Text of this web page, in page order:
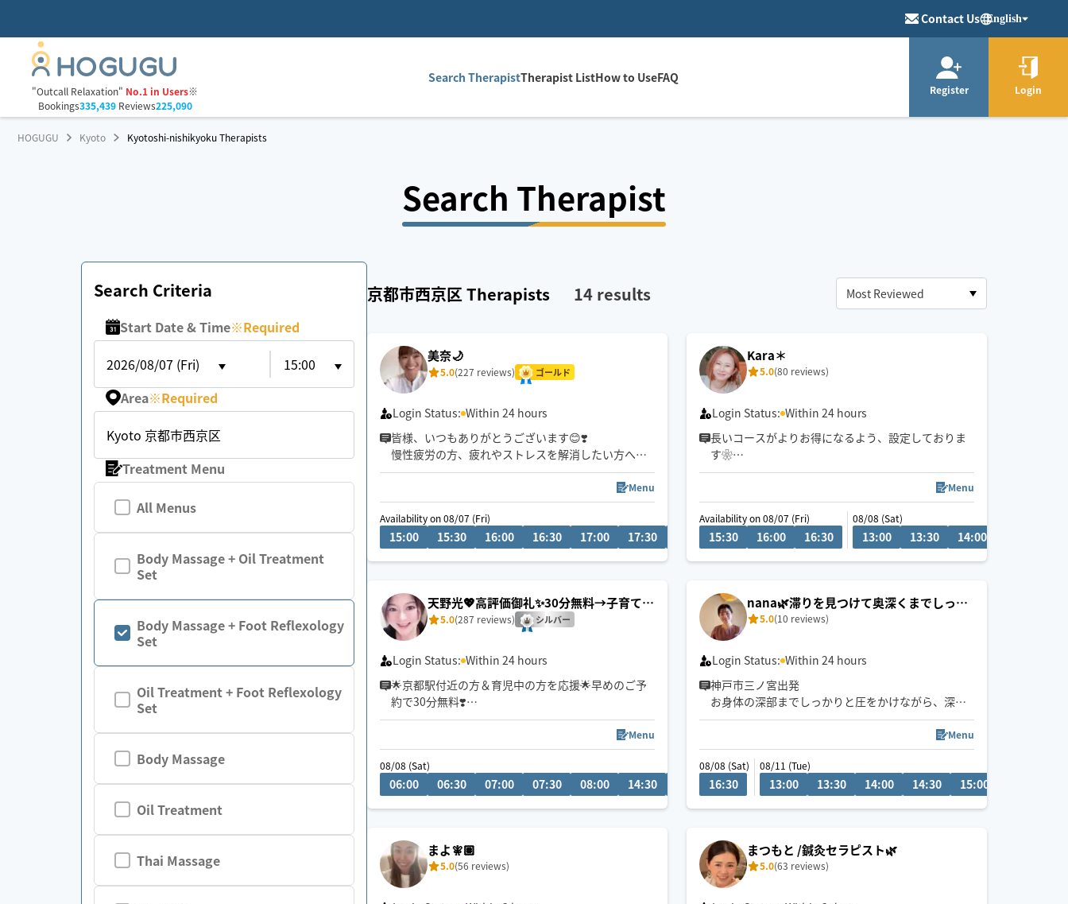
Contact Us English
"Outcall Relaxation" No.1 in Users※
Bookings335,439Reviews225,090
Search TherapistTherapist ListHow to UseFAQ
Register Login
HOGUGU Kyoto Kyotoshi-nishikyoku Therapists
Search Therapist
Search Criteria
Start Date & Time※Required
2026/08/07 (Fri)
15:00
Area※Required
Kyoto 京都市西京区
Treatment Menu
All Menus
Body Massage + Oil Treatment
Set
Body Massage + Foot Reflexology
Set
Oil Treatment + Foot Reflexology
Set
Body Massage
Oil Treatment
Thai Massage
京都市西京区 Therapists 14 results
美奈🌙
5.0(227 reviews) ゴールド
Login Status: Within 24 hours
皆様、いつもありがとうございます😊❣️
慢性疲労の方、疲れやストレスを解消したい方へ🤲
1番のおすすめはタイ式です🇹🇭✨
【8月の営業日時】
・7日、8日…9〜21時
Menu
Availability on 08/07 (Fri)
15:00 15:30 16:00 16:30 17:00 17:30 18:30 19:00 19:30 20:00 09:00
Kara＊
5.0(80 reviews)
Login Status: Within 24 hours
長いコースがよりお得になるよう、設定しておりま
す❀
不定期で東京でも施術しております
タイ古式ベースの心地よいリズムと圧で、お客様一
人一人に合わせた施術を心がけており、
心身ともにリラックスしていただけるよう頑張りま
東淀川区、又は中央区から出発いたします。
地域によっては90分以上のコースをお願いする場合
がございます。予めご了承ください。
Menu
Availability on 08/07 (Fri)
15:30 16:00 16:30
08/08 (Sat)
13:00 13:30 14:00
天野光💖高評価御礼✨30分無料→子育て応
援＆京都駅付近💕
5.0(287 reviews) シルバー
Login Status: Within 24 hours
🌟京都駅付近の方＆育児中の方を応援🌟早めのご予
約で30分無料❣️
初めまして。指圧と整体とリバースエイジング(若返
り)が得意なエステティシャンです♪有名人も通われ
る会員制サロンにスカウトされ、勤めておりまし
た。大阪府個人ランキング上位実績あり。有名５つ
星ホテルのサロン勤務(60分・22,000円〜)
Menu
08/08 (Sat)
06:00 06:30 07:00 07:30 08:00 14:30 15:30 16:00 16:30 17:00 17:30
nana🌿滞りを見つけて奥深くまでしっか
りアプローチ🐾
5.0(10 reviews)
Login Status: Within 24 hours
神戸市三ノ宮出発
お身体の深部までしっかりと圧をかけながら、深部
まで緩めていく施術が得意です☺️
滞りを見つけて、深いリンパや筋肉に優しくアプロ
ーチします✨
お身体や心が軽くなる感覚を味わっていただけると
わせて、力加減や施術内容も丁寧に調整いたしま
す。
Menu
08/08 (Sat)
16:30
08/11 (Tue)
13:00 13:30 14:00 14:30 15:00
まよ🧚🏽
5.0(56 reviews)
まつもと /鍼灸セラピスト🌿
5.0(63 reviews)